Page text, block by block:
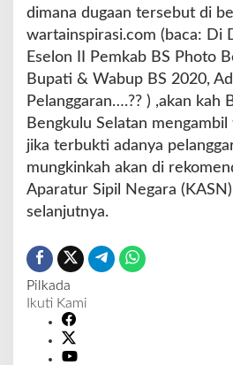
dimana dugaan tersebut di
wartainspirasi.com (baca: Di
Eselon II Pemkab BS Photo
Bupati & Wabup BS 2020,
Pelanggaran….?? ) ,akan kah
Bengkulu Selatan
jika terbukti adanya
mungkinkah akan di
Aparatur Sipil Negara
selanjutnya.
Pilkada
Ikuti Kami